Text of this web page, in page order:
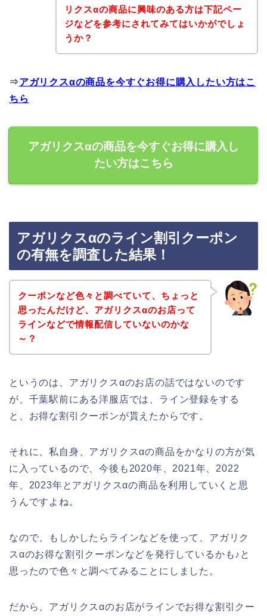
リクスαの商品に興味のある方は下記ペー
ジなどを参考にされてみてはいかがでしょ
うか？
⇒アガリクスαの商品を今すぐお得に購入したい方はこ
ちら
アガリクスαの商品を今すぐお得に購入し
たい方はこちら
アガリクスαのライン割引クーポン
の有無を調査した結果！
クーポンなど色々と調べていて、ちょっと
思ったんだけど、アガリクスαのお店って
ラインなどで情報配信していないのかな
～？
というのは、アガリクスαのお店の話ではないのです
が、千葉駅前にある洋服店では、ライン登録をする
と、お得な割引クーポンが貰えたからです。
それに、私自身、アガリクスαの商品をかなりの方が気
に入っているので、今後も2020年、2021年、2022
年、2023年とアガリクスαの商品を利用していくと思
うんですよね。
なので、もしかしたらラインなどを使って、アガリク
スαのお得な割引クーポンなどを発行しているかも♪と
思ったので色々と調べてみることにしました。
だから、アガリクスαのお店がラインでお得な割引クー